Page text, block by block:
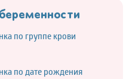
по группе крови
по дате рождения